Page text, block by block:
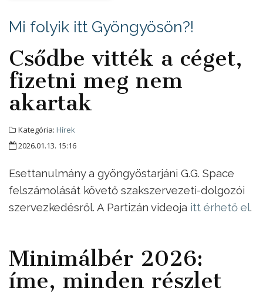
Mi folyik itt Gyöngyösön?!
Csődbe vitték a céget,
fizetni meg nem
akartak
Kategória: Hírek
2026.01.13. 15:16
Esettanulmány a gyöngyöstarjáni G.G. Space
felszámolását követő szakszervezeti-dolgozói
szervezkedésről. A Partizán videoja itt érhető el.
Minimálbér 2026:
íme, minden részlet